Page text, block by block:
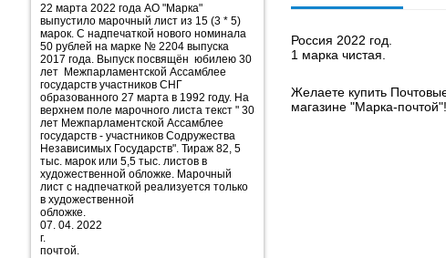
Россия 2022 год.
1 марка чистая.
Желаете купить
магазине "Марка-
22 марта 2022 года АО "Марка"
выпустило марочный лист из 15 (3 * 5)
марок. С надпечаткой нового номинала
50 рублей на марке № 2204 выпуска
2017 года. Выпуск посвящён юбилею 30
лет Межпарламентской Ассамблее
государств участников СНГ
образованного 27 марта в 1992 году. На
верхнем поле марочного листа текст " 30
лет Межпарламентской Ассамблее
государств - участников Содружества
Независимых Государств". Тираж 82, 5
тыс. марок или 5,5 тыс. листов в
художественной обложке. Марочный
лист с надпечаткой реализуется только
в художественной
обложке.
07. 04. 2022
г. Марка
почтой.